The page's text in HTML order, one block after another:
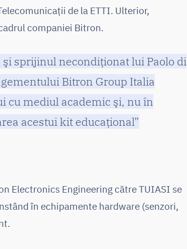
de la ETTI. Ulterior,
companiei Bitron.
sprijinul necondiţionat lui Paolo di
Bitron Group Italia
cu mediul academic şi, nu în
acestui kit educaţional”
Electronics Engineering către TUIASI se
în echipamente hardware (senzori,